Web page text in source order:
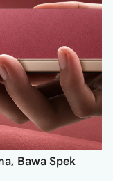
Bawa Spek